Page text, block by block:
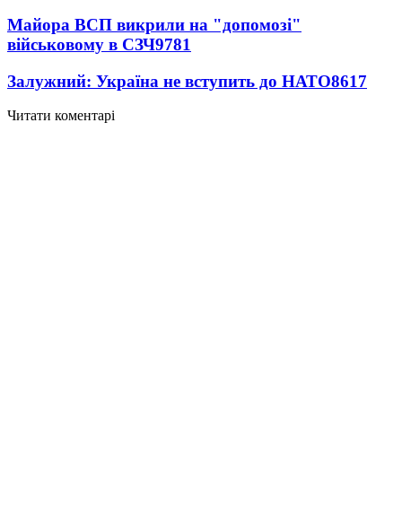
Майора ВСП викрили на "допомозі"
військовому в СЗЧ9781
Залужний: Україна не вступить до НАТО8617
Читати коментарі